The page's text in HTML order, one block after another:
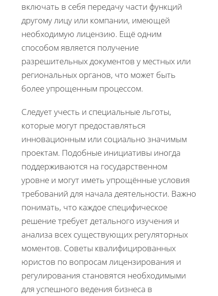
включать в себя передачу части функций
другому лицу или компании, имеющей
необходимую лицензию. Ещё одним
способом является получение
разрешительных документов у местных или
региональных органов, что может быть
более упрощенным процессом.
Следует учесть и специальные льготы,
которые могут предоставляться
инновационным или социально значимым
проектам. Подобные инициативы иногда
поддерживаются на государственном
уровне и могут иметь упрощённые условия
требований для начала деятельности. Важно
понимать, что каждое специфическое
решение требует детального изучения и
анализа всех существующих регуляторных
моментов. Советы квалифицированных
юристов по вопросам лицензирования и
регулирования становятся необходимыми
для успешного ведения бизнеса в